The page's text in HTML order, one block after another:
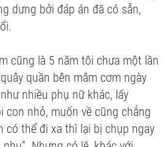
dưng bởi đáp án đã có sẵn,
cũng là 5 năm tôi chưa một lần
quần bên mâm cơm ngày
nhiều phụ nữ khác, lấy
con nhỏ, muốn về cũng chẳng
có thể đi xa thì lại bị chụp ngay